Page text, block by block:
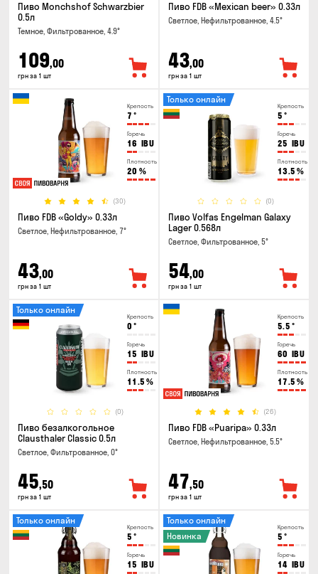
Пиво Monchshof Schwarzbier
0.5л
Темное, Фильтрованное, 4.9°
109,00
грн за 1 шт
Пиво FDB «Mexican beer» 0.33л
Светлое, Нефильтрованное, 4.5°
43,00
грн за 1 шт
Крепость
7 °
Горечь
16 IBU
Плотность
20 %
(30)
Пиво FDB «Goldy» 0.33л
Светлое, Нефильтрованное, 7°
43,00
грн за 1 шт
Крепость
5 °
Горечь
25 IBU
Плотность
13.5 %
(0)
Только онлайн
Пиво Volfas Engelman Galaxy
Lager 0.568л
Светлое, Фильтрованное, 5°
54,00
грн за 1 шт
Крепость
0 °
Горечь
15 IBU
Плотность
11.5 %
(0)
Только онлайн
Пиво безалкогольное
Clausthaler Classic 0.5л
Светлое, Фильтрованное, 0°
45,50
грн за 1 шт
Крепость
5.5 °
Горечь
60 IBU
Плотность
17.5 %
(26)
Пиво FDB «Puaripa» 0.33л
Светлое, Нефильтрованное, 5.5°
47,50
грн за 1 шт
Крепость
5 °
Горечь
15 IBU
Только онлайн
Крепость
5 °
Горечь
14 IBU
Только онлайн
Новинка